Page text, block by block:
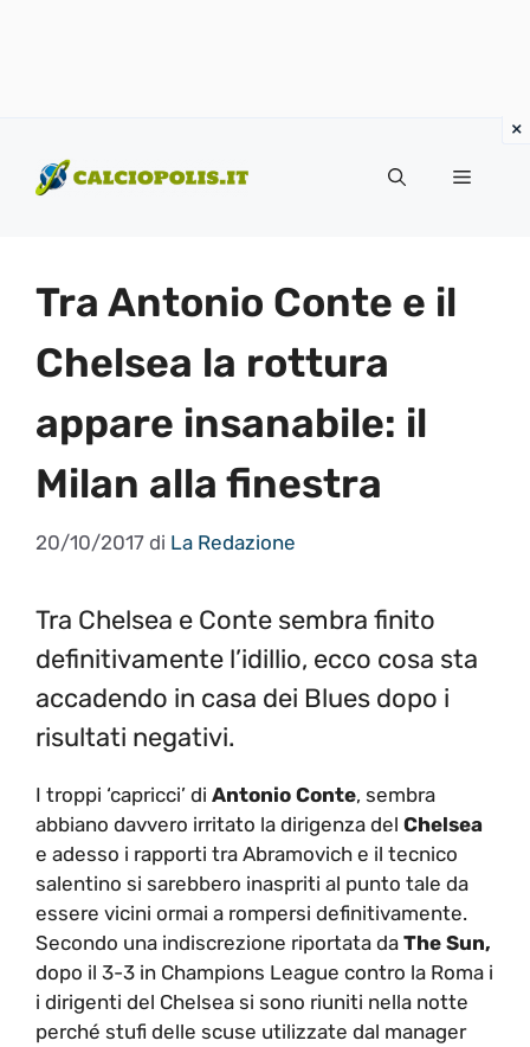
contenuto
Menu
Tra Antonio Conte e il
Chelsea la rottura
appare insanabile: il
Milan alla finestra
20/10/2017 di La Redazione
Tra Chelsea e Conte sembra finito
definitivamente l’idillio, ecco cosa sta
accadendo in casa dei Blues dopo i
risultati negativi.
I troppi ‘capricci’ di Antonio Conte, sembra
abbiano davvero irritato la dirigenza del Chelsea
e adesso i rapporti tra Abramovich e il tecnico
salentino si sarebbero inaspriti al punto tale da
essere vicini ormai a rompersi definitivamente.
Secondo una indiscrezione riportata da The Sun,
dopo il 3-3 in Champions League contro la Roma i
i dirigenti del Chelsea si sono riuniti nella notte
perché stufi delle scuse utilizzate dal manager